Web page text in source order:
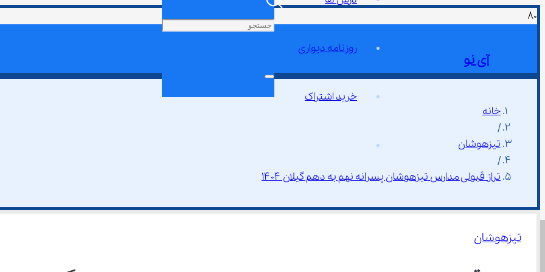
آی نو
روزنامه دیواری
خرید اشتراک
خانه
/
تیزهوشان
/
تراز قبولی مدارس تیزهوشان پسرانه نهم به دهم گیلان ۱۴۰۴
تیزهوشان